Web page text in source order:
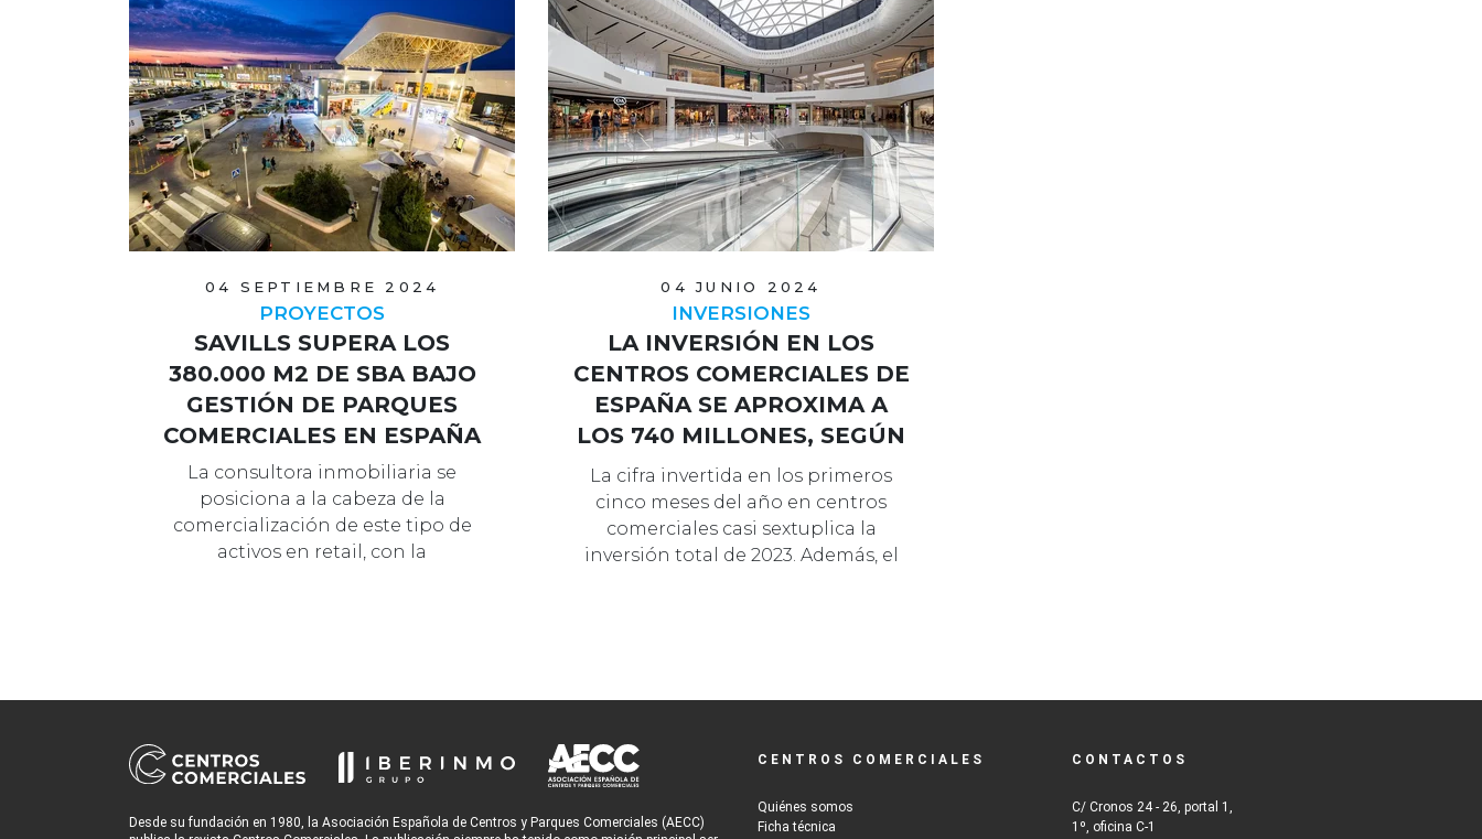
04 SEPTIEMBRE 2024
PROYECTOS
SAVILLS SUPERA LOS
380.000 M2 DE SBA BAJO
GESTIÓN DE PARQUES
COMERCIALES EN ESPAÑA
La consultora inmobiliaria se
posiciona a la cabeza de la
comercialización de este tipo de
activos en retail, con la
04 JUNIO 2024
INVERSIONES
LA INVERSIÓN EN LOS
CENTROS COMERCIALES DE
ESPAÑA SE APROXIMA A
LOS 740 MILLONES, SEGÚN
SAVILLS
La cifra invertida en los primeros
cinco meses del año en centros
comerciales casi sextuplica la
inversión total de 2023. Además, el
Desde su fundación en 1980, la Asociación Española de Centros y Parques Comerciales (AECC)
CENTROS COMERCIALES
Quiénes somos
Ficha técnica
CONTACTOS
C/ Cronos 24 - 26, portal 1,
1º, oficina C-1